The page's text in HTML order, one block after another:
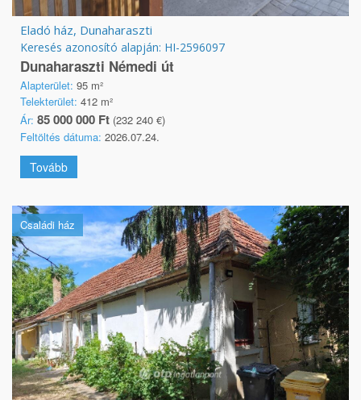
Eladó ház, Dunaharaszti
Keresés azonosító alapján: HI-2596097
Dunaharaszti Némedi út
Alapterület: 95 m²
Telekterület: 412 m²
Ár: 85 000 000 Ft (232 240 €)
Feltöltés dátuma: 2026.07.24.
Tovább
Családi ház